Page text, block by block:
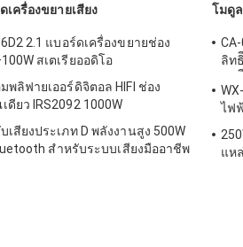
เครื่องขยายเสียง
2.1 แบอร์ดเครื่องขยายช่อง
สเตเรียออดิโอ
พลิฟายเออร์ดิจิตอล HIFI ช่อง
ยว IRS2092 1000W
เสียงประเภท D พลังงานสูง 500W
สําหรับระบบเสียงมืออาชีพ
โมดู
ลิท
ไฟ
แห